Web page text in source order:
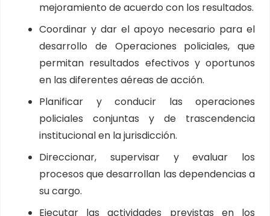
mejoramiento de acuerdo con los resultados.
Coordinar y dar el apoyo necesario para el
desarrollo de Operaciones policiales, que
permitan resultados efectivos y oportunos
en las diferentes aéreas de acción.
Planificar y conducir las operaciones
policiales conjuntas y de trascendencia
institucional en la jurisdicción.
Direccionar, supervisar y evaluar los
procesos que desarrollan las dependencias a
su cargo.
Ejecutar las actividades previstas en los